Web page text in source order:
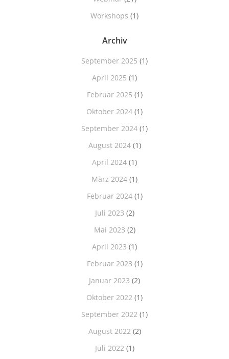
Workshops (1)
Archiv
September 2025 (1)
April 2025 (1)
Februar 2025 (1)
Oktober 2024 (1)
September 2024 (1)
August 2024(1)
April 2024 (1)
März 2024 (1)
Februar 2024(1)
Juli 2023 (2)
Mai 2023 (2)
April 2023 (1)
Februar 2023 (1)
Januar 2023 (2)
Oktober 2022 (1)
September 2022 (1)
August 2022 (2)
Juli 2022 (1)